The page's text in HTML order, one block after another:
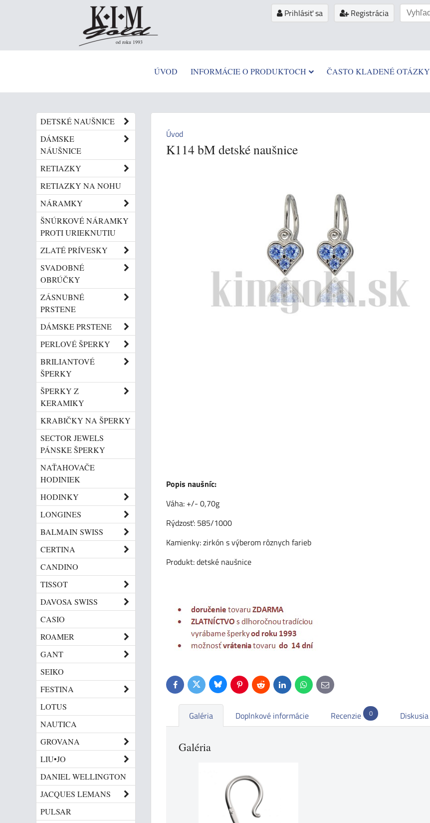
od roku 1993
Prihlásiť sa Registrácia
ÚVOD INFORMÁCIE O PRODUKTOCH ČASTO KLADENÉ OTÁZKY
Úvod
K114 bM detské naušnice
Popis naušníc:
Váha: +/- 0,70g
Rýdzosť: 585/1000
Kamienky: zirkón s výberom rôznych farieb
Produkt: detské naušnice
FacebookTwitterBlueskyPinterestReddit LinkedInWhatsApp
E-
mail
Galéria Doplnkové informácie Recenzie 0 Diskusia
Galéria
DETSKÉ NAUŠNICE
DÁMSKE
NÁUŠNICE
RETIAZKY
RETIAZKY NA NOHU
NÁRAMKY
ŠNÚRKOVÉ NÁRAMKY
PROTI URIEKNUTIU
ZLATÉ PRÍVESKY
SVADOBNÉ
OBRÚČKY
ZÁSNUBNÉ
PRSTENE
DÁMSKE PRSTENE
PERLOVÉ ŠPERKY
BRILIANTOVÉ
ŠPERKY
ŠPERKY Z
KERAMIKY
KRABIČKY NA ŠPERKY
SECTOR JEWELS
PÁNSKE ŠPERKY
NAŤAHOVAČE
HODINIEK
HODINKY
LONGINES
BALMAIN SWISS
CERTINA
CANDINO
TISSOT
DAVOSA SWISS
CASIO
ROAMER
GANT
SEIKO
FESTINA
LOTUS
NAUTICA
GROVANA
LIU•JO
DANIEL WELLINGTON
JACQUES LEMANS
PULSAR